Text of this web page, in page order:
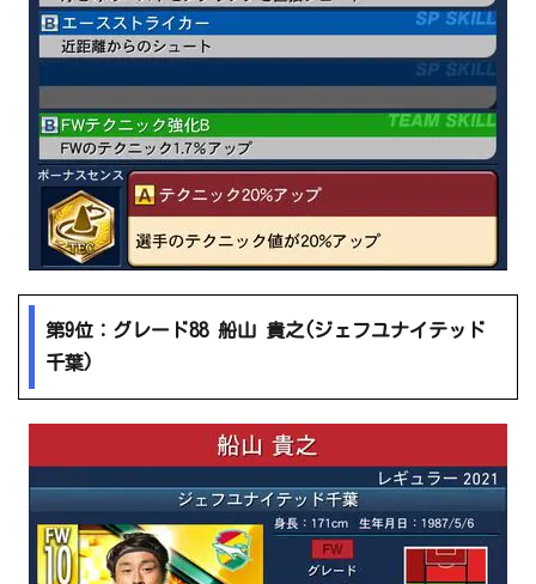
第9位：グレード88 船山 貴之(ジェフユナイテッド
千葉)